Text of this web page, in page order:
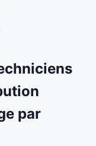
par